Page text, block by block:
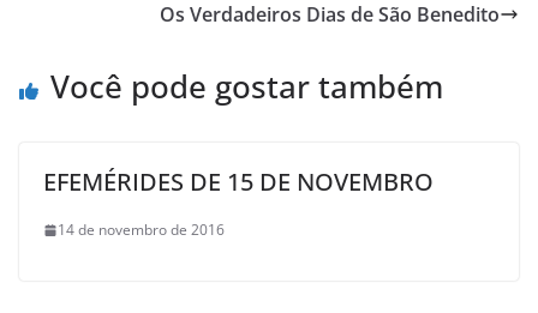
Os Verdadeiros Dias de São Benedito
Você pode gostar também
EFEMÉRIDES DE 15 DE NOVEMBRO
14 de novembro de 2016